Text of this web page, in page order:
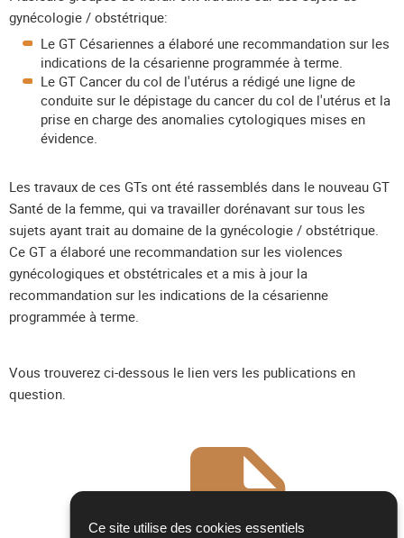
Ce site utilise des cookies essentiels
gynécologie / obstétrique:
Le GT Césariennes a élaboré une recommandation sur les
indications de la césarienne programmée à terme.
Le GT Cancer du col de l'utérus a rédigé une ligne de
conduite sur le dépistage du cancer du col de l'utérus et la
prise en charge des anomalies cytologiques mises en
évidence.
Les travaux de ces GTs ont été rassemblés dans le nouveau GT
Santé de la femme, qui va travailler dorénavant sur tous les
sujets ayant trait au domaine de la gynécologie / obstétrique.
Ce GT a élaboré une recommandation sur les violences
gynécologiques et obstétricales et a mis à jour la
recommandation sur les indications de la césarienne
programmée à terme.
Vous trouverez ci-dessous le lien vers les publications en
question.